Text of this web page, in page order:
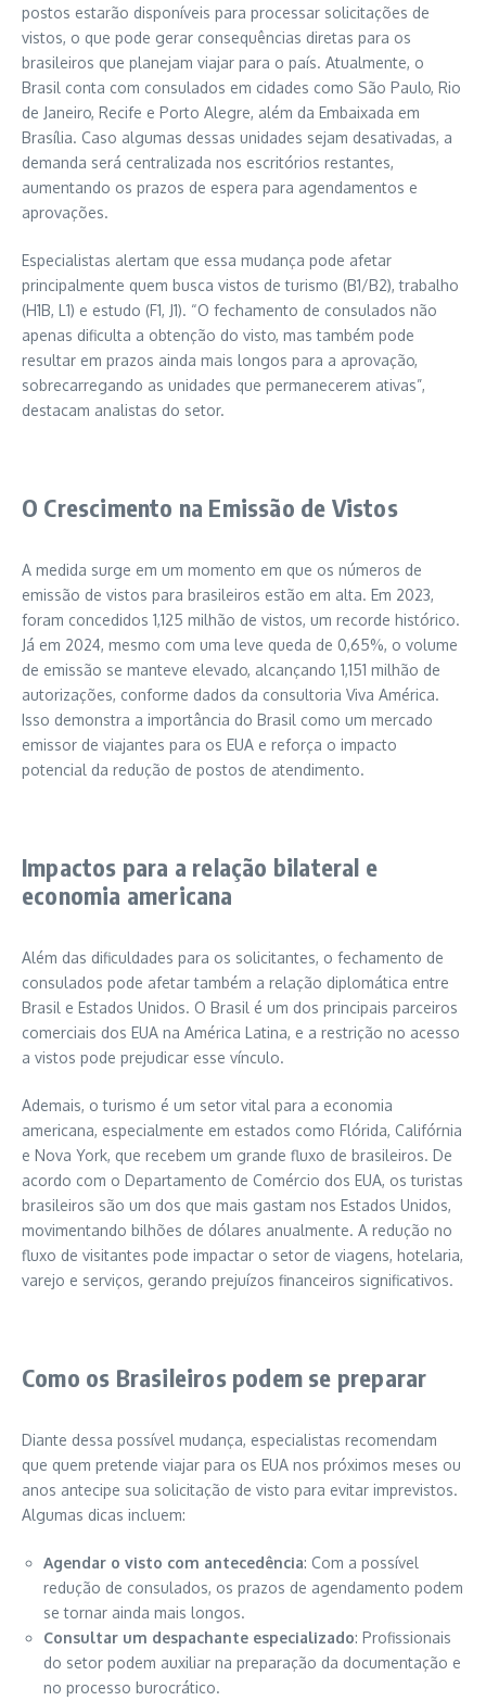
postos estarão disponíveis para processar solicitações de
vistos, o que pode gerar consequências diretas para os
brasileiros que planejam viajar para o país. Atualmente, o
Brasil conta com consulados em cidades como São Paulo, Rio
de Janeiro, Recife e Porto Alegre, além da Embaixada em
Brasília. Caso algumas dessas unidades sejam desativadas, a
demanda será centralizada nos escritórios restantes,
aumentando os prazos de espera para agendamentos e
aprovações.
Especialistas alertam que essa mudança pode afetar
principalmente quem busca vistos de turismo (B1/B2), trabalho
(H1B, L1) e estudo (F1, J1). “O fechamento de consulados não
apenas dificulta a obtenção do visto, mas também pode
resultar em prazos ainda mais longos para a aprovação,
sobrecarregando as unidades que permanecerem ativas”,
destacam analistas do setor.
O Crescimento na Emissão de Vistos
A medida surge em um momento em que os números de
emissão de vistos para brasileiros estão em alta. Em 2023,
foram concedidos 1,125 milhão de vistos, um recorde histórico.
Já em 2024, mesmo com uma leve queda de 0,65%, o volume
de emissão se manteve elevado, alcançando 1,151 milhão de
autorizações, conforme dados da consultoria Viva América.
Isso demonstra a importância do Brasil como um mercado
emissor de viajantes para os EUA e reforça o impacto
potencial da redução de postos de atendimento.
Impactos para a relação bilateral e
economia americana
Além das dificuldades para os solicitantes, o fechamento de
consulados pode afetar também a relação diplomática entre
Brasil e Estados Unidos. O Brasil é um dos principais parceiros
comerciais dos EUA na América Latina, e a restrição no acesso
a vistos pode prejudicar esse vínculo.
Ademais, o turismo é um setor vital para a economia
americana, especialmente em estados como Flórida, Califórnia
e Nova York, que recebem um grande fluxo de brasileiros. De
acordo com o Departamento de Comércio dos EUA, os turistas
brasileiros são um dos que mais gastam nos Estados Unidos,
movimentando bilhões de dólares anualmente. A redução no
fluxo de visitantes pode impactar o setor de viagens, hotelaria,
varejo e serviços, gerando prejuízos financeiros significativos.
Como os Brasileiros podem se preparar
Diante dessa possível mudança, especialistas recomendam
que quem pretende viajar para os EUA nos próximos meses ou
anos antecipe sua solicitação de visto para evitar imprevistos.
Algumas dicas incluem:
Agendar o visto com antecedência: Com a possível
redução de consulados, os prazos de agendamento podem
se tornar ainda mais longos.
Consultar um despachante especializado: Profissionais
do setor podem auxiliar na preparação da documentação e
no processo burocrático.